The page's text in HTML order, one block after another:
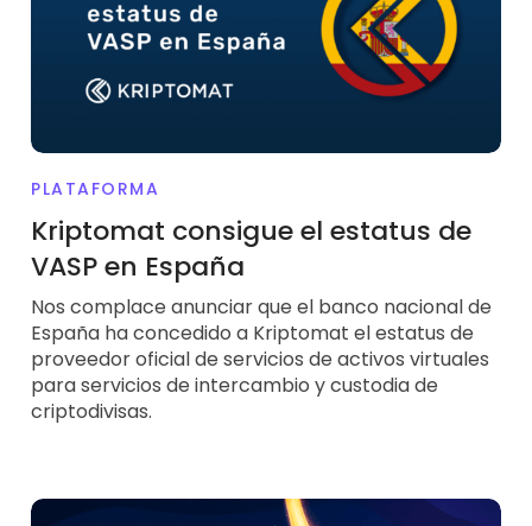
PLATAFORMA
Kriptomat consigue el estatus de
VASP en España
Nos complace anunciar que el banco nacional de
España ha concedido a Kriptomat el estatus de
proveedor oficial de servicios de activos virtuales
para servicios de intercambio y custodia de
criptodivisas.